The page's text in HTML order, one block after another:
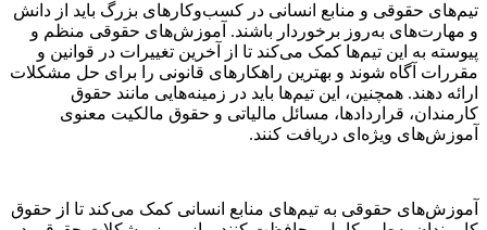
تیم‌های حقوقی و منابع انسانی در کسب‌وکارهای بزرگ باید از دانش
و مهارت‌های به‌روز برخوردار باشند. آموزش‌های حقوقی منظم و
پیوسته به این تیم‌ها کمک می‌کند تا از آخرین تغییرات در قوانین و
مقررات آگاه شوند و بهترین راهکارهای قانونی را برای حل مشکلات
ارائه دهند. همچنین، این تیم‌ها باید در زمینه‌هایی مانند حقوق
کارمندان، قراردادها، مسائل مالیاتی و حقوق مالکیت معنوی
آموزش‌های ویژه‌ای دریافت کنند.
آموزش‌های حقوقی به تیم‌های منابع انسانی کمک می‌کند تا از حقوق